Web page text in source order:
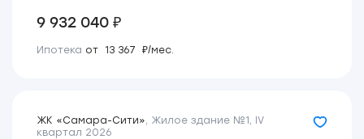
9 932 040 ₽
Ипотека от 13 367 ₽/мес.
ЖК «Самара-Сити», Жилое здание №1 , IV
квартал 2026